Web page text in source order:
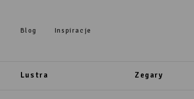
Blog Inspiracje
Lustra Zegary